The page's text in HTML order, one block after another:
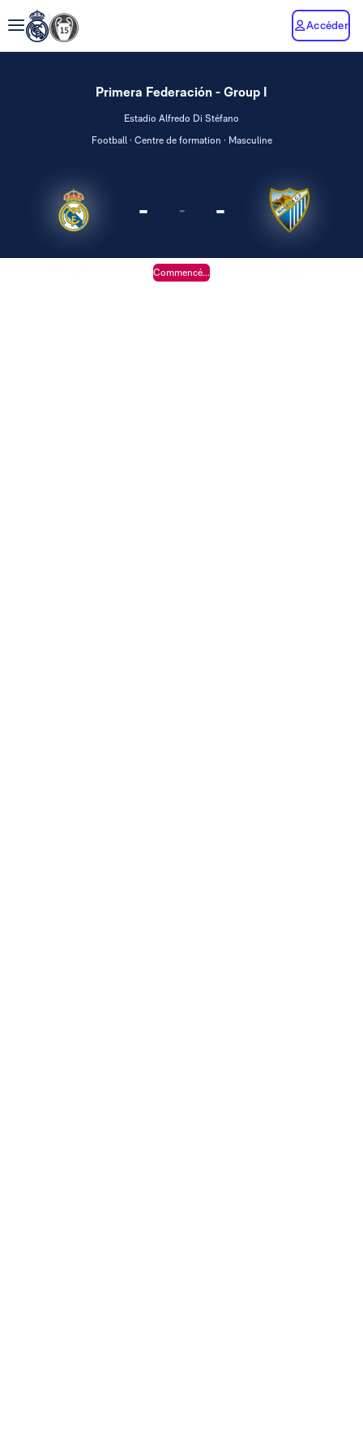
Accéder
Primera Federación - Group I
Estadio Alfredo Di Stéfano
Football · Centre de formation · Masculine
- - -
Commencé...